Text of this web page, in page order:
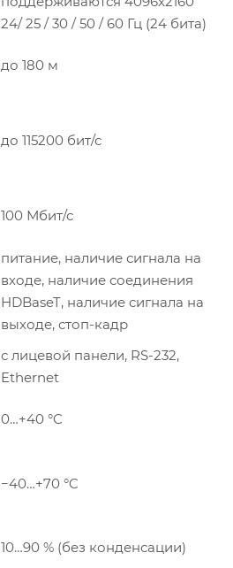
24/ 25 / 30 / 50 / 60 Гц (24 бита)
до 180 м
до 115200 бит/с
100 Мбит/с
питание, наличие сигнала на
входе, наличие соединения
HDBaseT, наличие сигнала на
выходе, стоп-кадр
с лицевой панели, RS-232,
Ethernet
0…+40 °C
−40…+70 °C
10…90 % (без конденсации)